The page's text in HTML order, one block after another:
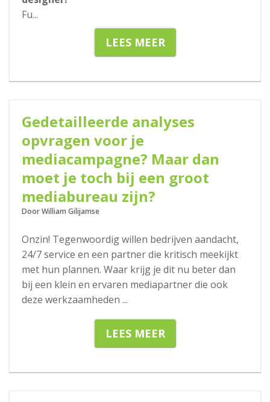
Fu...
LEES MEER
16-05-2018
Gedetailleerde analyses
opvragen voor je
mediacampagne? Maar dan
moet je toch bij een groot
mediabureau zijn?
Door William Gilijamse
Onzin! Tegenwoordig willen bedrijven aandacht,
24/7 service en een partner die kritisch meekijkt
met hun plannen. Waar krijg je dit nu beter dan
bij een klein en ervaren mediapartner die ook
deze werkzaamheden ...
LEES MEER
07-03-2018